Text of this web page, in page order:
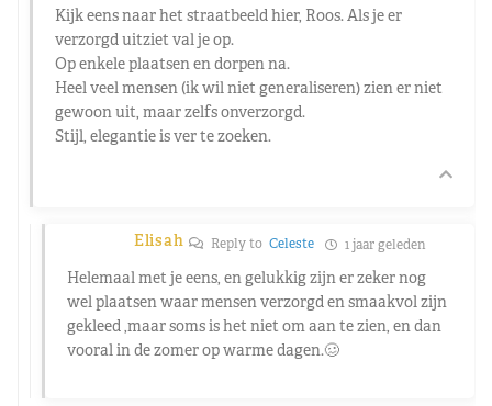
Kijk eens naar het straatbeeld hier, Roos. Als je er
verzorgd uitziet val je op.
Op enkele plaatsen en dorpen na.
Heel veel mensen (ik wil niet generaliseren) zien er niet
gewoon uit, maar zelfs onverzorgd.
Stijl, elegantie is ver te zoeken.
Elisah Reply toCeleste 1 jaar geleden
Helemaal met je eens, en gelukkig zijn er zeker nog
wel plaatsen waar mensen verzorgd en smaakvol zijn
gekleed ,maar soms is het niet om aan te zien, en dan
vooral in de zomer op warme dagen.🥴